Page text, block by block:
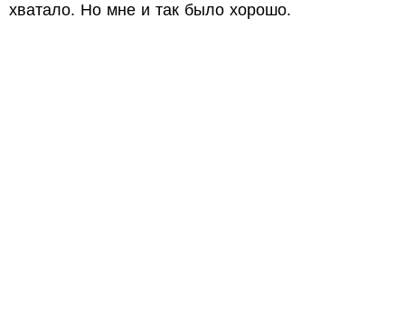
хватало. Но мне и так было хорошо.